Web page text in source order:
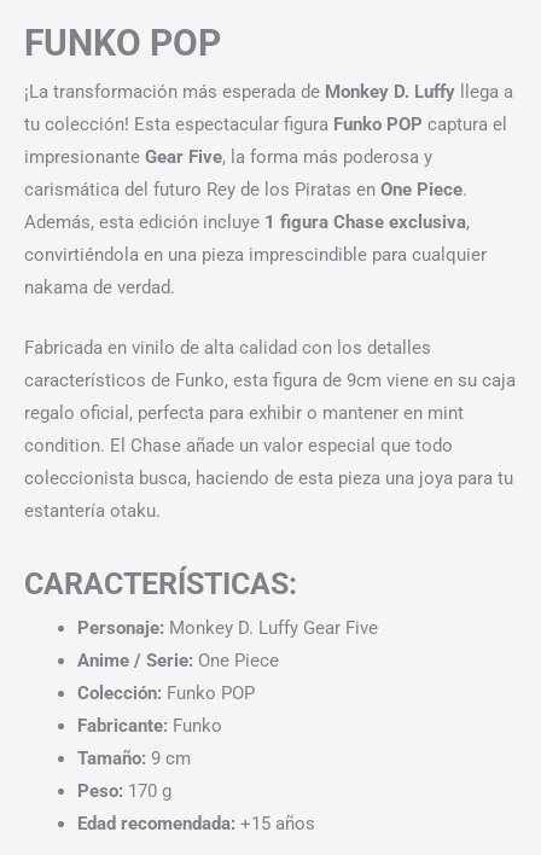
FUNKO POP
¡La transformación más esperada de Monkey D. Luffy llega a
tu colección! Esta espectacular figura Funko POP captura el
impresionante Gear Five, la forma más poderosa y
carismática del futuro Rey de los Piratas en One Piece.
Además, esta edición incluye 1 figura Chase exclusiva,
convirtiéndola en una pieza imprescindible para cualquier
nakama de verdad.
Fabricada en vinilo de alta calidad con los detalles
característicos de Funko, esta figura de 9cm viene en su caja
regalo oficial, perfecta para exhibir o mantener en mint
condition. El Chase añade un valor especial que todo
coleccionista busca, haciendo de esta pieza una joya para tu
estantería otaku.
CARACTERÍSTICAS:
Personaje: Monkey D. Luffy Gear Five
Anime / Serie: One Piece
Colección: Funko POP
Fabricante: Funko
Tamaño: 9 cm
Peso: 170 g
Edad recomendada: +15 años